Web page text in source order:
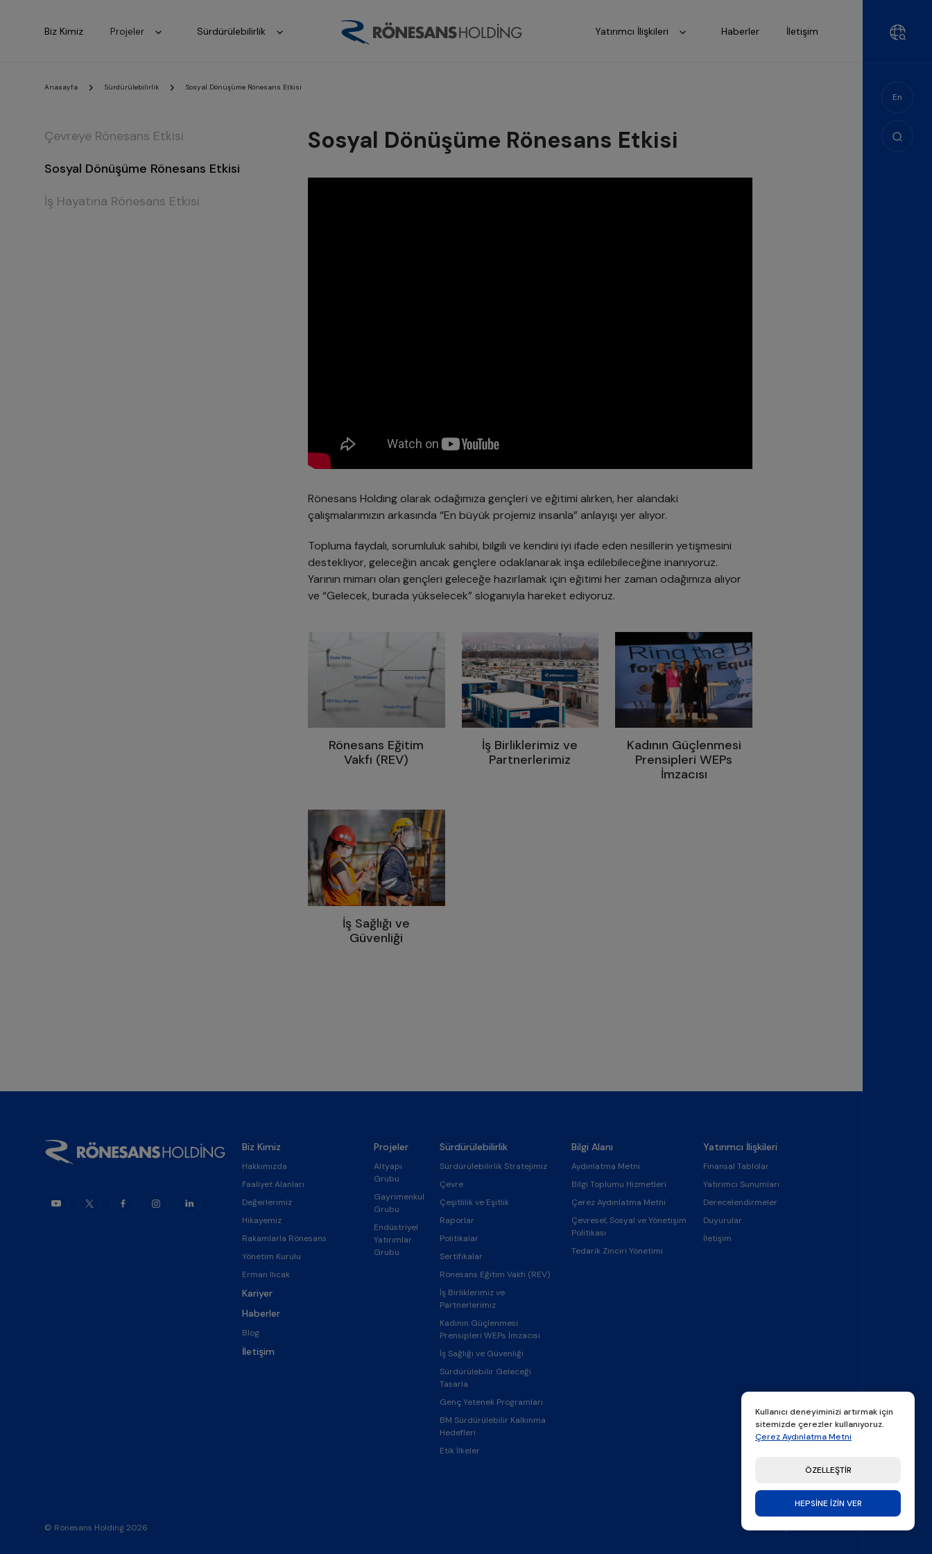
Biz Kimiz Projeler Sürdürülebilirlik Yatırımcı İlişkileri Haberler İletişim
En
Anasayfa Sürdürülebilirlik Sosyal Dönüşüme Rönesans Etkisi
Çevreye Rönesans Etkisi
Sosyal Dönüşüme Rönesans Etkisi
İş Hayatına Rönesans Etkisi
Sosyal Dönüşüme Rönesans Etkisi
Rönesans Holding olarak odağımıza gençleri ve eğitimi alırken, her alandaki
çalışmalarımızın arkasında “En büyük projemiz insanla” anlayışı yer alıyor.
Topluma faydalı, sorumluluk sahibi, bilgili ve kendini iyi ifade eden nesillerin yetişmesini
destekliyor, geleceğin ancak gençlere odaklanarak inşa edilebileceğine inanıyoruz.
Yarının mimarı olan gençleri geleceğe hazırlamak için eğitimi her zaman odağımıza alıyor
ve “Gelecek, burada yükselecek” sloganıyla hareket ediyoruz.
Rönesans Eğitim
Vakfı (REV)
İş Birliklerimiz ve
Partnerlerimiz
Kadının Güçlenmesi
Prensipleri WEPs
İmzacısı
İş Sağlığı ve
Güvenliği
Kullanıcı deneyiminizi artırmak için
sitemizde çerezler kullanıyoruz.
Çerez Aydınlatma Metni
ÖZELLEŞTİR
HEPSİNE İZİN VER
Biz Kimiz
Hakkımızda
Faaliyet Alanları
Değerlerimiz
Hikayemiz
Rakamlarla Rönesans
Yönetim Kurulu
Erman Ilıcak
Kariyer
Haberler
Blog
İletişim
Projeler
Altyapı
Grubu
Gayrimenkul
Grubu
Endüstriyel
Yatırımlar
Grubu
Sürdürülebilirlik
Sürdürülebilirlik Stratejimiz
Çevre
Çeşitlilik ve Eşitlik
Raporlar
Politikalar
Sertifikalar
Rönesans Eğitim Vakfı (REV)
İş Birliklerimiz ve
Partnerlerimiz
Kadının Güçlenmesi
Prensipleri WEPs İmzacısı
İş Sağlığı ve Güvenliği
Sürdürülebilir Geleceği
Tasarla
Genç Yetenek Programları
BM Sürdürülebilir Kalkınma
Hedefleri
Etik İlkeler
Bilgi Alanı
Aydınlatma Metni
Bilgi Toplumu Hizmetleri
Çerez Aydınlatma Metni
Çevresel, Sosyal ve Yönetişim
Politikası
Tedarik Zinciri Yönetimi
Yatırımcı İlişkileri
Finansal Tablolar
Yatırımcı Sunumları
Derecelendirmeler
Duyurular
İletişim
© Rönesans Holding 2026